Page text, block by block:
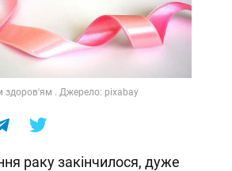
здоров'ям . Джерело: pixabay
раку закінчилося, дуже